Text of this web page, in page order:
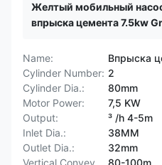
Желтый мобильный
впрыска цемента 7.5kw
Name:
Впрыска
Cylinder Number: 2
Cylinder Dia.:
80mm
Motor Power:
7,5 KW
Output:
³ /h 4-5m
Inlet Dia.:
38MM
Outlet Dia.:
32mm
Vertical Convey
80-100m